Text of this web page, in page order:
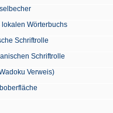
Wörterbuchs
Schriftrolle
Schriftrolle
Verweis)